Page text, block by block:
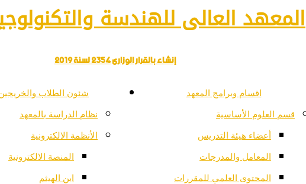
المعهد العالى للهندسة
إنشاء بالقرار الوزارى 2354 لسنة 2019
اقسام وبرامج المعهد
قسم العلوم الأساسية
أعضاء هيئة التدريس
المعامل والمدرجات
المحتوى العلمي للمقررات
شئون الطلاب
نظام الدراسة بالمعهد
الأنظمة الالكترونية
المنصة الالكترونية
ابن الهيثم